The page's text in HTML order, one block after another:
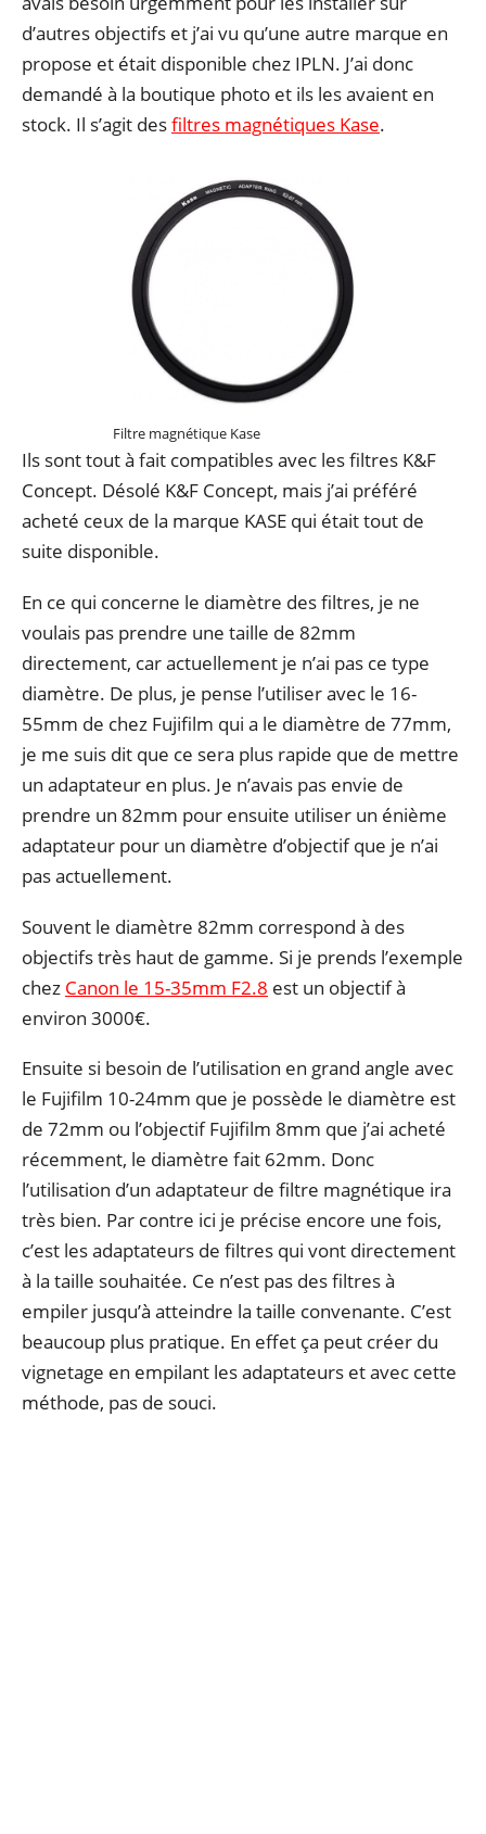
d’autres objectifs et j’ai vu qu’une autre marque en
propose et était disponible chez IPLN. J’ai donc
demandé à la boutique photo et ils les avaient en
stock. Il s’agit desfiltres magnétiques Kase.
Filtre magnétique Kase
Ils sont tout à fait compatibles avec les filtres K&F
Concept. Désolé K&F Concept, mais j’ai préféré
acheté ceux de la marque KASE qui était tout de
suite disponible.
En ce qui concerne le diamètre des filtres, je ne
voulais pas prendre une taille de 82mm
directement, car actuellement je n’ai pas ce type
diamètre. De plus, je pense l’utiliser avec le 16-
55mm de chez Fujifilm qui a le diamètre de 77mm,
je me suis dit que ce sera plus rapide que de mettre
un adaptateur en plus. Je n’avais pas envie de
prendre un 82mm pour ensuite utiliser un énième
adaptateur pour un diamètre d’objectif que je n’ai
pas actuellement.
Souvent le diamètre 82mm correspond à des
objectifs très haut de gamme. Si je prends l’exemple
chez Canon le 15-35mm F2.8 est un objectif à
environ 3000€.
Ensuite si besoin de l’utilisation en grand angle avec
le Fujifilm 10-24mm que je possède le diamètre est
de 72mm ou l’objectif Fujifilm 8mm que j’ai acheté
récemment, le diamètre fait 62mm. Donc
l’utilisation d’un adaptateur de filtre magnétique ira
très bien. Par contre ici je précise encore une fois,
c’est les adaptateurs de filtres qui vont directement
à la taille souhaitée. Ce n’est pas des filtres à
empiler jusqu’à atteindre la taille convenante. C’est
beaucoup plus pratique. En effet ça peut créer du
vignetage en empilant les adaptateurs et avec cette
méthode, pas de souci.